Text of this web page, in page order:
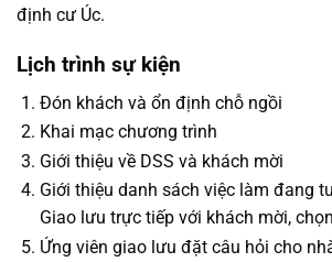
định cư Úc.
Lịch trình sự kiện
Đón khách và ổn định chỗ ngồi
Khai mạc chương trình
Giới thiệu về DSS và khách mời
Giới thiệu danh sách việc làm đang
Giao lưu trực tiếp với khách mời,
Ứng viên giao lưu đặt câu hỏi cho